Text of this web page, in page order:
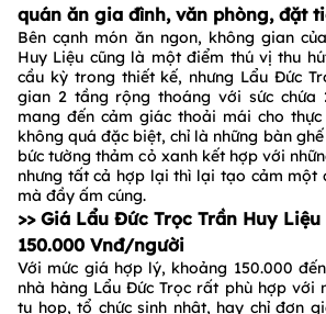
quán ăn gia đình, văn phòng, đặt
Bên cạnh món ăn ngon, không gian
Huy Liệu cũng là một điểm thú vị thu
cầu kỳ trong thiết kế, nhưng Lẩu Đức
gian 2 tầng rộng thoáng với sức chứa
mang đến cảm giác thoải mái cho
không quá đặc biệt, chỉ là những bàn
bức tường thảm cỏ xanh kết hợp với
nhưng tất cả hợp lại thì lại tạo cảm một
mà đầy ấm cúng.
>> Giá Lẩu Đức Trọc Trần Huy
150.000 Vnđ/người
Với mức giá hợp lý, khoảng 150.000
nhà hàng Lẩu Đức Trọc rất phù hợp với
tụ họp, tổ chức sinh nhật, hay chỉ đơn